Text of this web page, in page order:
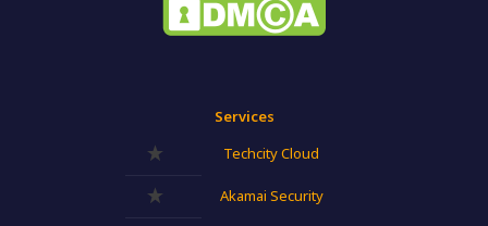
Services
Techcity Cloud
Akamai Security